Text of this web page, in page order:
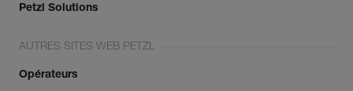
Petzl Solutions
AUTRES SITES WEB PETZL
Opérateurs